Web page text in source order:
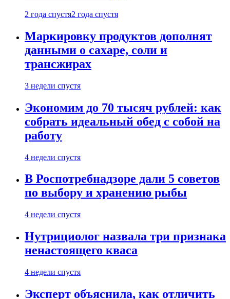
2 года спустя2 года спустя
Маркировку продуктов дополнят
данными о сахаре, соли и
трансжирах
3 недели спустя
Экономим до 70 тысяч рублей: как
собрать идеальный обед с собой на
работу
4 недели спустя
В Роспотребнадзоре дали 5 советов
по выбору и хранению рыбы
4 недели спустя
Нутрициолог назвала три признака
ненастоящего кваса
4 недели спустя
Эксперт объяснила, как отличить